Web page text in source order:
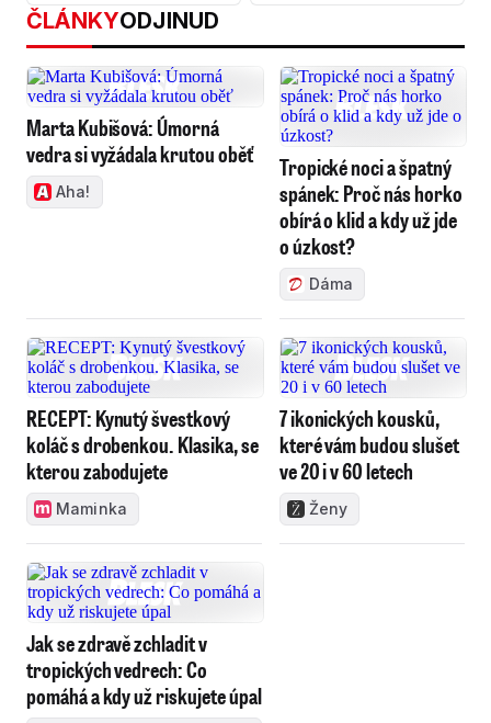
ČLÁNKYODJINUD
Marta Kubišová: Úmorná
vedra si vyžádala krutou oběť
Aha!
Tropické noci a špatný
spánek: Proč nás horko
obírá o klid a kdy už jde
o úzkost?
Dáma
RECEPT: Kynutý švestkový
koláč s drobenkou. Klasika, se
kterou zabodujete
Maminka
7 ikonických kousků,
které vám budou slušet
ve 20 i v 60 letech
Ženy
Jak se zdravě zchladit v
tropických vedrech: Co
pomáhá a kdy už riskujete úpal